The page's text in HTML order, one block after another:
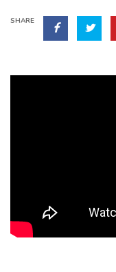
SHARE